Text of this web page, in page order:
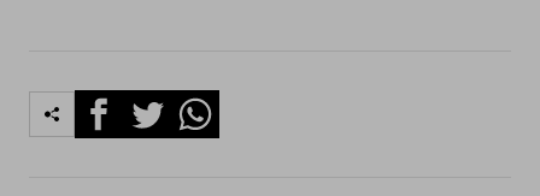
FacebookTwitterWhatsapp